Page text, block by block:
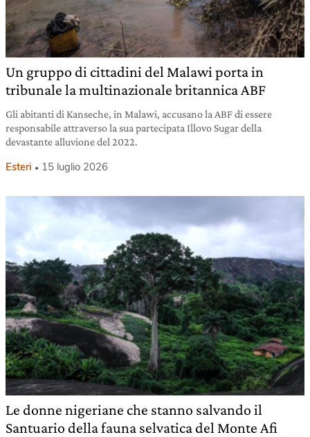
Un gruppo di cittadini del Malawi porta in
tribunale la multinazionale britannica ABF
Gli abitanti di Kanseche, in Malawi, accusano la ABF di essere
responsabile attraverso la sua partecipata Illovo Sugar della
devastante alluvione del 2022.
Esteri 15 luglio 2026
Le donne nigeriane che stanno salvando il
Santuario della fauna selvatica del Monte Afi